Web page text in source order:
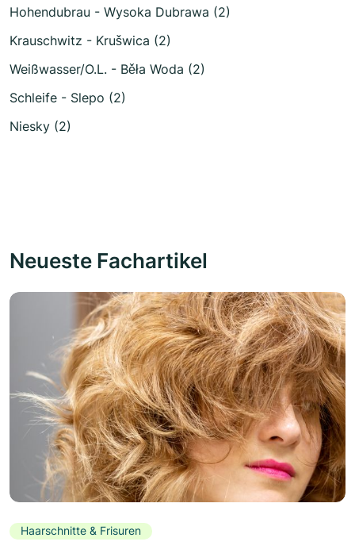
Hohendubrau - Wysoka Dubrawa (2)
Krauschwitz - Krušwica (2)
Weißwasser/O.L. - Běła Woda (2)
Schleife - Slepo (2)
Niesky (2)
Neueste Fachartikel
Haarschnitte & Frisuren